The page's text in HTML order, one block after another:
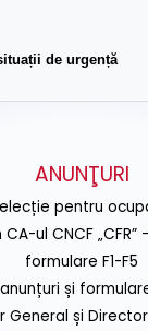
de urgență
ANUNŢURI
pentru
ul CNCF „CFR”
formulare F1-F5
și
General și